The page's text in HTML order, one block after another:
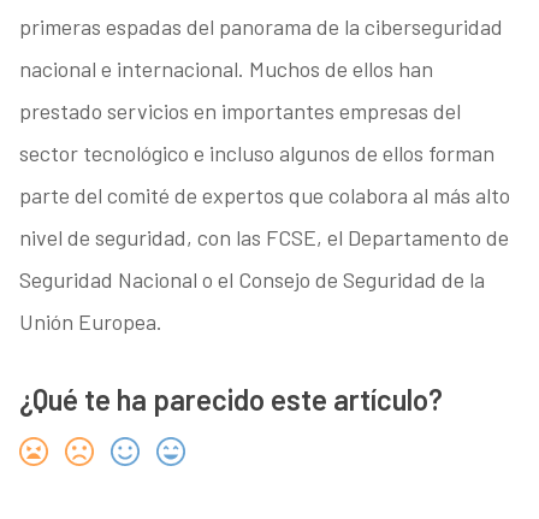
primeras espadas del panorama de la ciberseguridad
nacional e internacional. Muchos de ellos han
prestado servicios en importantes empresas del
sector tecnológico e incluso algunos de ellos forman
parte del comité de expertos que colabora al más alto
nivel de seguridad, con las FCSE, el Departamento de
Seguridad Nacional o el Consejo de Seguridad de la
Unión Europea.
¿Qué te ha parecido este artículo?